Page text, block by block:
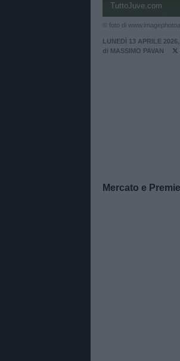
TuttoJuve.com
© foto di
LUNEDÌ 13 APRILE
di MASSIMO PAVAN
Mercato e